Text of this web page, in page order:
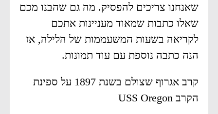
שאנחנו צריכים להפסיק. מה גם שהבנו מכם
שאלו כתבות שמאוד מעניינות אתכם
לקריאה בשעות המשעממות של הלילה, אז
הנה כתבה נוספת עם עוד תמונות.
קרב אגרוף שצולם בשנת 1897 על ספינת
הקרב USS Oregon